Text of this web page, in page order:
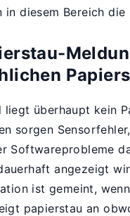
in diesem Bereich die
liegt überhaupt kein
sorgen
Softwareprobleme
angezeigt
ist gemeint,
papierstau an